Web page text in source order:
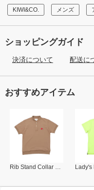
KIWI&CO. メンズ
ショッピングガイド
決済について 配送に
おすすめアイテム
Rib Stand Collar Polo